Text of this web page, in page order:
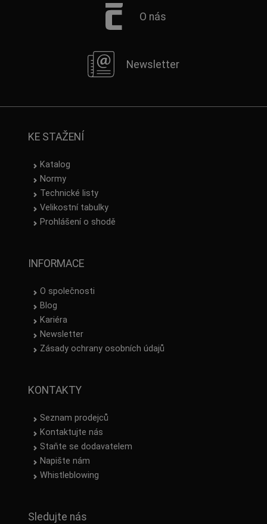
O nás
Newsletter
KE STAŽENÍ
Katalog
Normy
Technické listy
Velikostní tabulky
Prohlášení o shodě
INFORMACE
O společnosti
Blog
Kariéra
Newsletter
Zásady ochrany osobních údajů
KONTAKTY
Seznam prodejců
Kontaktujte nás
Staňte se dodavatelem
Napište nám
Whistleblowing
Sledujte nás